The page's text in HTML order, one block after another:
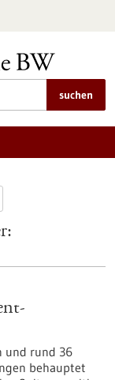
suchen
und rund 36
behauptet